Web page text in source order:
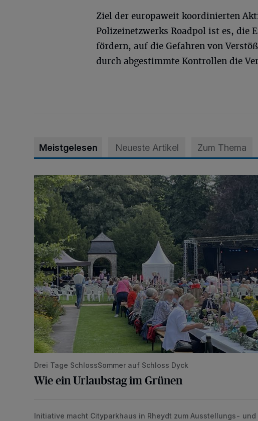
Ziel der europaweit koordinierten
Polizeinetzwerks Roadpol ist es, die
fördern, auf die Gefahren von
durch abgestimmte Kontrollen die
Meistgelesen Neueste Artikel Zum Thema
Wie ein Urlaubstag im Grünen
Drei Tage SchlossSommer auf Schloss Dyck
Wie ein Urlaubstag im Grünen
ParkhausArt: Finissage und neue Ausstellung
Initiative macht Cityparkhaus in Rheydt zum Ausstellungs- und